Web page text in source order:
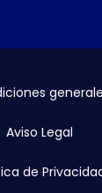
Aviso Legal
de